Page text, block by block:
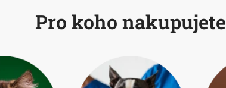
Pro koho nakupujete